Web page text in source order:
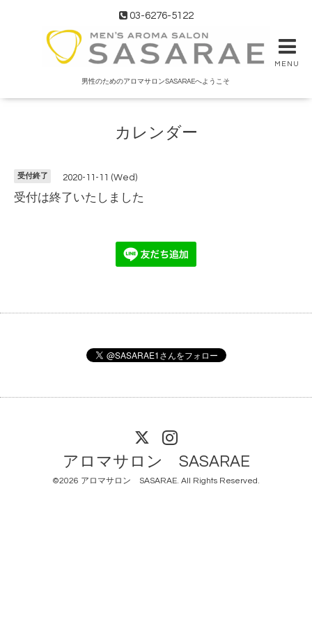
03-6276-5122
MENU
男性のためのアロマサロンSASARAEへようこそ
カレンダー
受付終了 2020-11-11 (Wed)
受付は終了いたしました
アロマサロン SASARAE
©2026 アロマサロン SASARAE. All Rights Reserved.